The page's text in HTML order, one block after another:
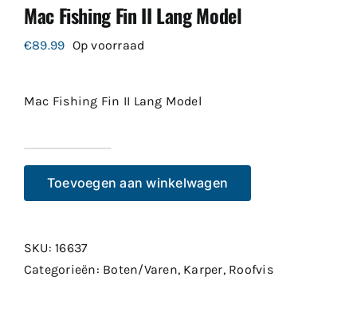
Mac Fishing Fin II Lang Model
€89.99 Op voorraad
Mac Fishing Fin II Lang Model
Fishing
Fin
Lang
Model
Toevoegen aan winkelwagen
SKU:16637
Categorieën: Boten/Varen, Karper, Roofvis